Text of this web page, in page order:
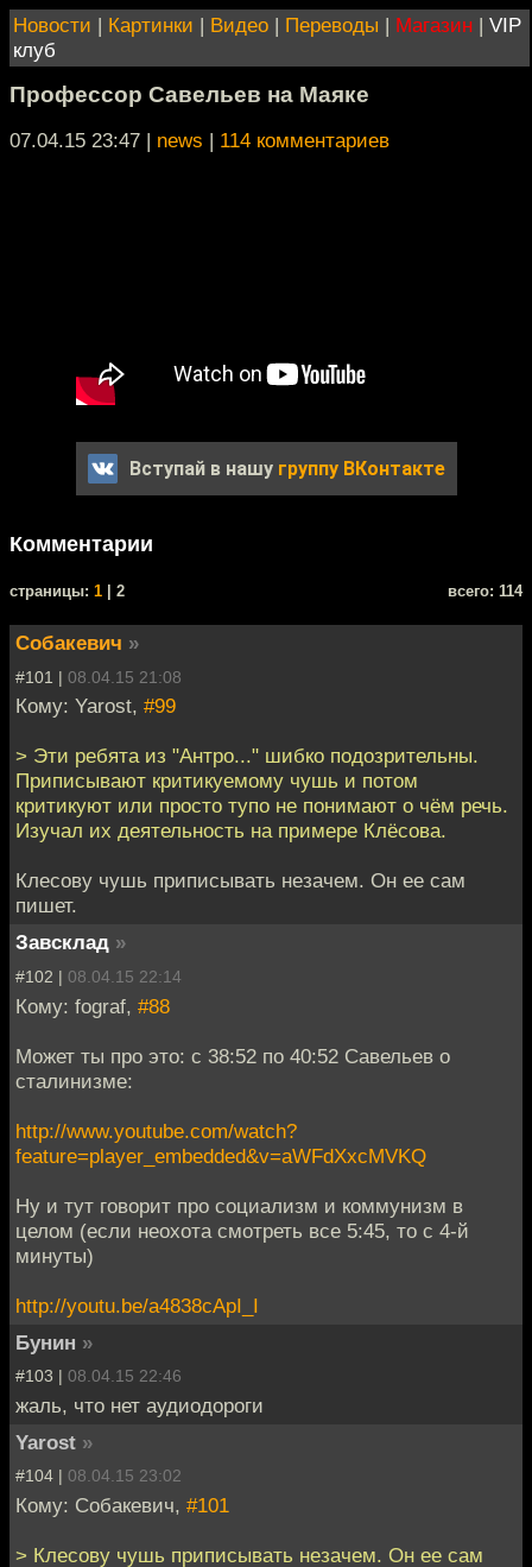
Новости | Картинки | Видео | Переводы | Магазин | VIP
клуб
Профессор Савельев на Маяке
07.04.15 23:47 | news | 114 комментариев
Вступай в нашу группу ВКонтакте
Комментарии
cтраницы: 1 | 2 всего: 114
Собакевич »
#101 | 08.04.15 21:08
Кому: Yarost, #99
> Эти ребята из "Антро..." шибко подозрительны.
Приписывают критикуемому чушь и потом
критикуют или просто тупо не понимают о чём речь.
Изучал их деятельность на примере Клёсова.
Клесову чушь приписывать незачем. Он ее сам
пишет.
Завсклад »
#102 | 08.04.15 22:14
Кому: fograf, #88
Может ты про это: с 38:52 по 40:52 Савельев о
сталинизме:
http://www.youtube.com/watch?
feature=player_embedded&v=aWFdXxcMVKQ
Ну и тут говорит про социализм и коммунизм в
целом (если неохота смотреть все 5:45, то с 4-й
минуты)
http://youtu.be/a4838cApI_I
Бунин »
#103 | 08.04.15 22:46
жаль, что нет аудиодороги
Yarost »
#104 | 08.04.15 23:02
Кому: Собакевич, #101
> Клесову чушь приписывать незачем. Он ее сам